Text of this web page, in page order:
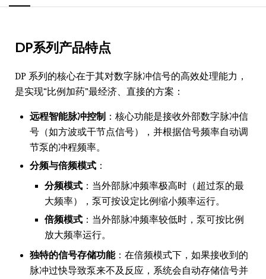
DP系列产品特点
DP 系列的核心在于其对数字脉冲信号的高效处理能力，
是实现“比例加药”最经济、直接的方案：
远程智能脉冲控制 ：核心功能是接收外部数字脉冲信
号（如方波或干节点信号），并根据信号频率自动调
节泵的冲程频率。
分频与倍频模式 ：
分频模式 ：当外部脉冲频率极高时（超过泵的最
大频率），泵可按设定比例缩小频率运行。
倍频模式 ：当外部脉冲频率较低时，泵可按比例
放大频率运行。
独特的信号存储功能：在倍频模式下，如果接收到的
脉冲过快导致泵来不及反应，系统会自动存储信号并